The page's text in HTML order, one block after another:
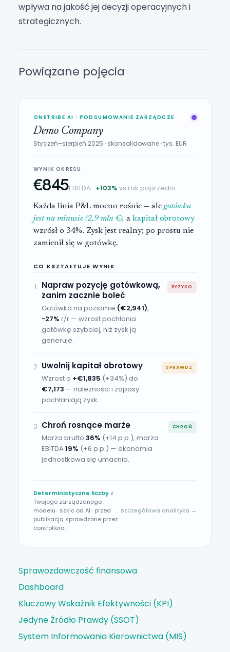
wpływa na jakość jej decyzji operacyjnych i
strategicznych.
Powiązane pojęcia
ONETRIBE AI · PODSUMOWANIE ZARZĄDCZE
Demo Company
Styczeń–sierpień 2025 · skonsolidowane · tys. EUR
WYNIK OKRESU
€845EBITDA · +103% vs rok poprzedni
Każda linia P&L mocno rośnie — ale gotówka
jest na minusie (2,9 mln €), a kapitał obrotowy
wzrósł o 34%. Zysk jest realny; po prostu nie
zamienił się w gotówkę.
CO KSZTAŁTUJE WYNIK
1
Napraw pozycję gotówkową,
zanim zacznie boleć
Gotówka na poziomie (€2,941),
−27% r/r — wzrost pochłania
gotówkę szybciej, niż zysk ją
generuje.
RYZYKO
2 Uwolnij kapitał obrotowy
Wzrost o +€1,835 (+34%) do
€7,173 — należności i zapasy
pochłaniają zysk.
SPRAWDŹ
3 Chroń rosnące marże
Marża brutto 36% (+14 p.p.), marża
EBITDA 19% (+6 p.p.) — ekonomia
jednostkowa się umacnia.
CHROŃ
Deterministyczne liczby z
Twojego zarządzanego
modelu · szkic od AI · przed
publikacją sprawdzone przez
controllera.
Szczegółowa analityka →
Sprawozdawczość finansowa
Dashboard
Kluczowy Wskaźnik Efektywności (KPI)
Jedyne Źródło Prawdy (SSOT)
System Informowania Kierownictwa (MIS)